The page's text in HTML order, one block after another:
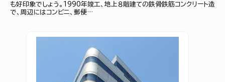
も好印象でしょう。1990年竣工、地上８階建ての鉄骨鉄筋コンクリート造
で、周辺にはコンビニ、郵便…